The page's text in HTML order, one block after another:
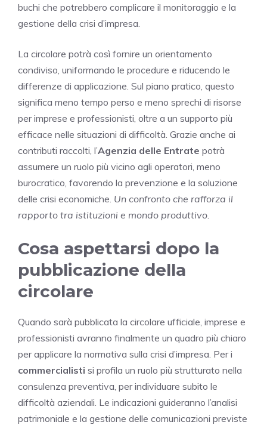
buchi che potrebbero complicare il monitoraggio e la
gestione della crisi d’impresa.
La circolare potrà così fornire un orientamento
condiviso, uniformando le procedure e riducendo le
differenze di applicazione. Sul piano pratico, questo
significa meno tempo perso e meno sprechi di risorse
per imprese e professionisti, oltre a un supporto più
efficace nelle situazioni di difficoltà. Grazie anche ai
contributi raccolti, l’Agenzia delle Entrate potrà
assumere un ruolo più vicino agli operatori, meno
burocratico, favorendo la prevenzione e la soluzione
delle crisi economiche. Un confronto che rafforza il
rapporto tra istituzioni e mondo produttivo.
Cosa aspettarsi dopo la
pubblicazione della
circolare
Quando sarà pubblicata la circolare ufficiale, imprese e
professionisti avranno finalmente un quadro più chiaro
per applicare la normativa sulla crisi d’impresa. Per i
commercialisti si profila un ruolo più strutturato nella
consulenza preventiva, per individuare subito le
difficoltà aziendali. Le indicazioni guideranno l’analisi
patrimoniale e la gestione delle comunicazioni previste